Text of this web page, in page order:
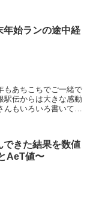
年始ランの途中経
もあちこちでご一緒で
駅伝からは大きな感動
もいろいろ書いてま
できた結果を数値
AeT値〜